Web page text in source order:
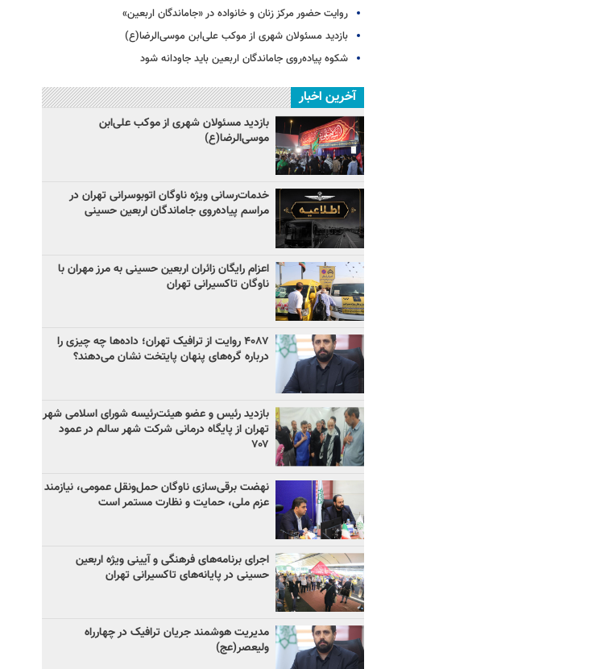
روایت حضور مرکز زنان و خانواده در «جاماندگان اربعین»
بازدید مسئولان شهری از موکب علی‌ابن موسی‌الرضا(ع)
شکوه پیاده‌روی جاماندگان اربعین باید جاودانه شود
آخرین اخبار
بازدید مسئولان شهری از موکب علی‌ابن
موسی‌الرضا(ع)
خدمات‌رسانی ویژه ناوگان اتوبوسرانی تهران در
مراسم پیاده‌روی جاماندگان اربعین حسینی
اعزام رایگان زائران اربعین حسینی به مرز مهران با
ناوگان تاکسیرانی تهران
۴۰۸۷ روایت از ترافیک تهران؛ داده‌ها چه چیزی را
درباره گره‌های پنهان پایتخت نشان می‌دهند؟
بازدید رئیس و عضو هیئت‌رئیسه شورای اسلامی شهر
تهران از پایگاه درمانی شرکت شهر سالم در عمود
۷۰۷
نهضت برقی‌سازی ناوگان حمل‌ونقل عمومی، نیازمند
عزم ملی، حمایت و نظارت مستمر است
اجرای برنامه‌های فرهنگی و آیینی ویژه اربعین
حسینی در پایانه‌های تاکسیرانی تهران
مدیریت هوشمند جریان ترافیک در چهارراه
ولیعصر(عج)